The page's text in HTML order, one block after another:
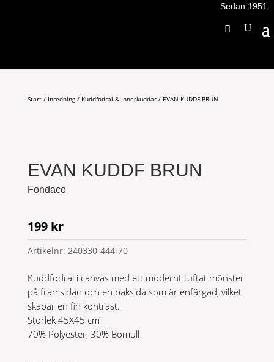
Sedan 1951
Start/ Inredning/ Kuddfodral & Innerkuddar/ EVAN KUDDF BRUN
EVAN KUDDF BRUN
Fondaco
199 kr
Artikelnr: 240330-444-70
Kuddfodral i canvas med ett modernt tuftat mönster
på framsidan och en baksida som är enfärgad, vilket
skapar en fin kontrast.
Storlek 45X45 cm
70% Polyester, 30% Bomull